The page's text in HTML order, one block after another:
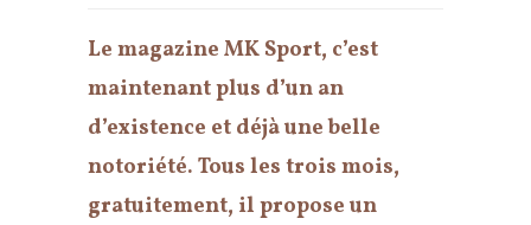
Le magazine MK Sport, c’est
maintenant plus d’un an
d’existence et déjà une belle
notoriété. Tous les trois mois,
gratuitement, il propose un